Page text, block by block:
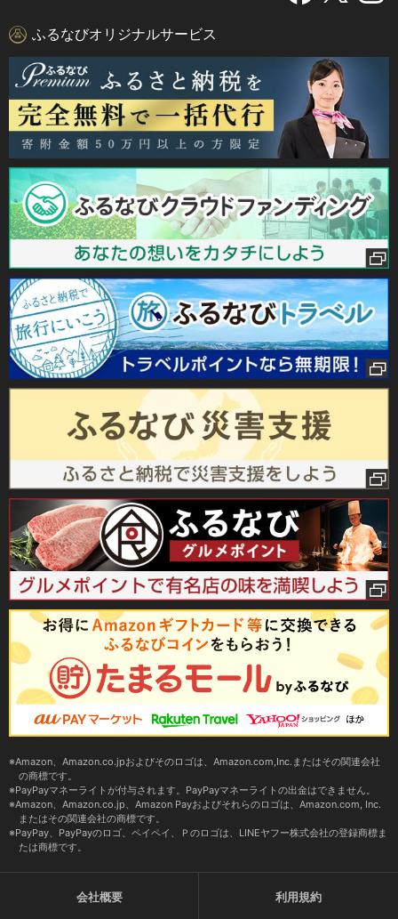
ふるなびオリジナルサービス
Amazon、Amazon.co.jpおよびそのロゴは、Amazon.com,Inc.またはその関連会社
の商標です。
PayPayマネーライトが付与されます。PayPayマネーライトの出金はできません。
Amazon、Amazon.co.jp、Amazon Payおよびそれらのロゴは、Amazon.com, Inc.
またはその関連会社の商標です。
PayPay、PayPayのロゴ、ペイペイ、Ｐのロゴは、LINEヤフー株式会社の登録商標ま
たは商標です。
会社概要 利用規約